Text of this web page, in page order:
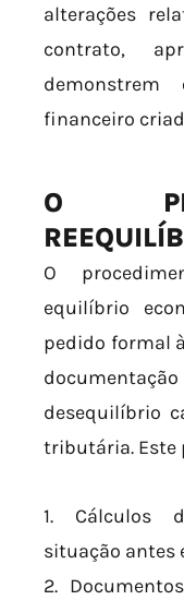
alterações
contrato,
demonstrem
financeiro
O
O
equilíbrio
pedido formal
desequilíbrio
tributária. Este
1. Cálculos
situação antes
2.